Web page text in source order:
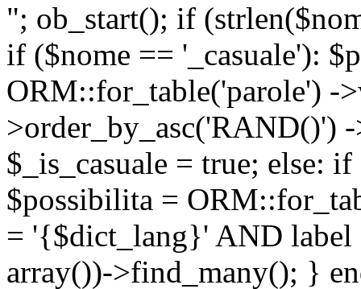
"; ob_start(); if
if ($nome == '_casuale'):
ORM::for_table('parole') -
>order_by_asc('RAND()')
$_is_casuale = true; else:
$possibilita =
= '{$dict_lang}' AND
array())->find_many(); }